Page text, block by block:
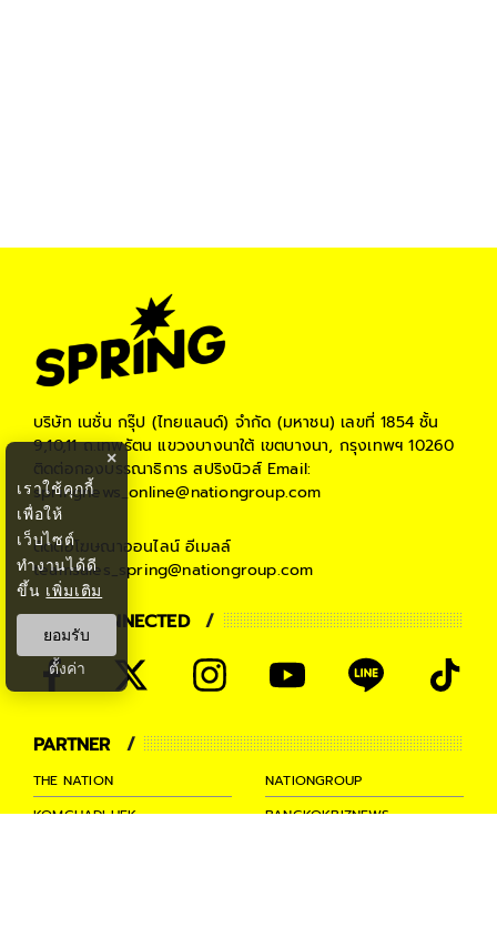
บริษัท เนชั่น กรุ๊ป (ไทยแลนด์) จำกัด (มหาชน) เลขที่ 1854 ชั้น
9,10,11 ถ.เทพรัตน แขวงบางนาใต้ เขตบางนา, กรุงเทพฯ 10260
ติดต่อกองบรรณาธิการ สปริงนิวส์Email:
springnews_online@nationgroup.com
ติดต่อโฆษณาออนไลน์ อีเมลล์
teamsales_spring@nationgroup.com
STAY CONNECTED
PARTNER
THE NATION
NATIONGROUP
KOMCHADLUEK
BANGKOKBIZNEWS
×
เราใช้คุกกี้
เพื่อให้
เว็บไซต์
ทำงานได้ดี
ขึ้น เพิ่มเติม
ยอมรับ
ตั้งค่า